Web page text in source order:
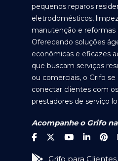
pequenos reparos
eletrodomésticos,
manutenção e reformas
Oferecendo soluções
econômicas e eficazes
que buscam serviços
ou comerciais, o Grifo se
conectar clientes com
prestadores de serviço
Acompanhe o Grifo
Grifo para